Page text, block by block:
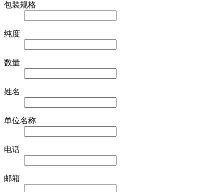
包装规格
纯度
数量
姓名
单位名称
电话
邮箱